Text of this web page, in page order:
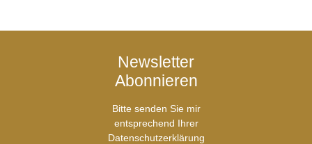
Newsletter
Abonnieren
Bitte senden Sie mir
entsprechend Ihrer
Datenschutzerklärung